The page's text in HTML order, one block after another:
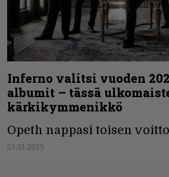
Inferno valitsi vuoden
albumit – tässä
kärkikymmenikkö
Opeth nappasi toisen
01.01.2025